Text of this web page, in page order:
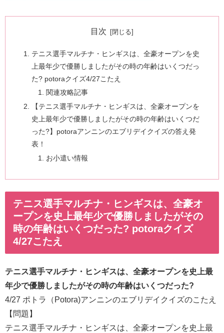
目次
テニス選手マルチナ・ヒンギスは、全豪オープンを史
上最年少で優勝しましたがその時の年齢はいくつだっ
た? potoraクイズ4/27こたえ
関連攻略記事
【テニス選手マルチナ・ヒンギスは、全豪オープンを
史上最年少で優勝しましたがその時の年齢はいくつだ
った?】potoraアンニンのエブリデイクイズの答え発
表！
お小遣い情報
テニス選手マルチナ・ヒンギスは、全豪オ
ープンを史上最年少で優勝しましたがその
時の年齢はいくつだった? potoraクイズ
4/27こたえ
テニス選手マルチナ・ヒンギスは、全豪オープンを史上最
年少で優勝しましたがその時の年齢はいくつだった?
4/27 ポトラ（Potora)アンニンのエブリデイクイズのこたえ
【問題】
テニス選手マルチナ・ヒンギスは、全豪オープンを史上最